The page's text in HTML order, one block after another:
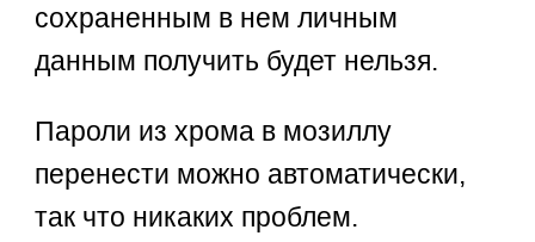
сохраненным в нем личным
данным получить будет нельзя.
Пароли из хрома в мозиллу
перенести можно автоматически,
так что никаких проблем.